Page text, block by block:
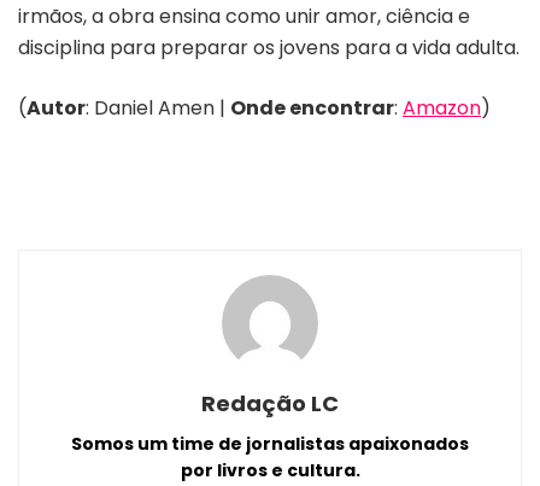
irmãos, a obra ensina como unir amor, ciência e
disciplina para preparar os jovens para a vida adulta.
(Autor: Daniel Amen | Onde encontrar: Amazon)
Redação LC
Somos um time de jornalistas apaixonados
por livros e cultura.